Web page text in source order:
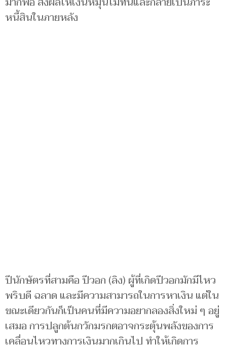
หนี้สินในภายหลัง
ปีนักษัตรที่สามคือ ปีวอก (ลิง) ผู้ที่เกิดปีวอกมักมีไหว
พริบดี ฉลาด และมีความสามารถในการหาเงิน แต่ใน
ขณะเดียวกันก็เป็นคนที่มีความอยากลองสิ่งใหม่ ๆ อยู่
เสมอ การปลูกต้นกวักมรกตอาจกระตุ้นพลังของการ
เคลื่อนไหวทางการเงินมากเกินไป ทำให้เกิดการ